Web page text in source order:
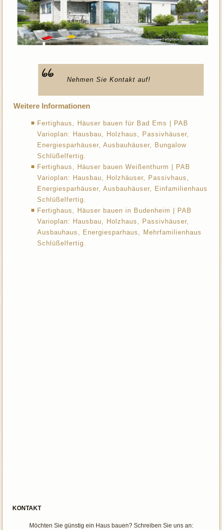
Nehmen Sie Kontakt auf!
Weitere Informationen
Fertighaus, Häuser bauen für Bad Ems | PAB
Varioplan: Hausbau, Holzhaus, Passivhäuser,
Energiesparhäuser, Ausbauhäuser, Bungalow
Schlüßelfertig.
Fertighaus, Häuser bauen Weißenthurm | PAB
Varioplan: Hausbau, Holzhäuser, Passivhaus,
Energiesparhäuser, Ausbauhäuser, Einfamilienhaus
Schlüßelfertig.
Fertighaus, Häuser bauen in Budenheim | PAB
Varioplan: Hausbau, Holzhaus, Passivhäuser,
Ausbauhaus, Energiesparhaus, Mehrfamilienhaus
Schlüßelfertig.
KONTAKT
Möchten Sie günstig ein Haus bauen? Schreiben Sie uns an: